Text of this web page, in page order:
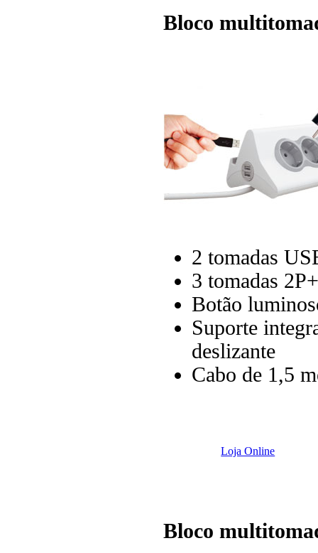
Bloco
2 tomadas
3 tomadas
Botão
Suporte
deslizante
Cabo de 1,5
Loja Online
Bloco